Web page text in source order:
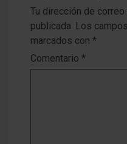
Tu dirección de
publicada. Los
marcados con *
Comentario *